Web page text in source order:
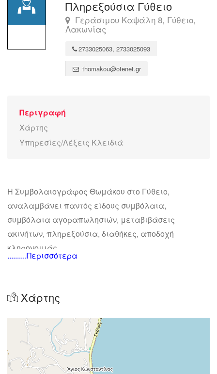
Πληρεξούσια Γύθειο
Γεράσιμου Καψάλη 8, Γύθειο,
Λακωνίας
2733025063, 2733025093
thomakou@otenet.gr
Περιγραφή
Χάρτης
Υπηρεσίες/Λέξεις Κλειδιά
Η Συμβολαιογράφος Θωμάκου στο Γύθειο,
αναλαμβάνει παντός είδους συμβόλαια,
συμβόλαια αγοραπωλησιών, μεταβιβάσεις
ακινήτων, πληρεξούσια, διαθήκες, αποδοχή
κληρονομιάς.
..........Περισσότερα
Χάρτης